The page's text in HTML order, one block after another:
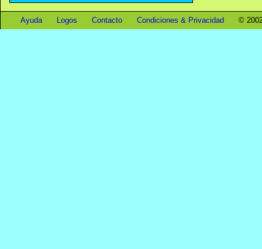
Ayuda Logos Contacto Condiciones & Privacidad ©